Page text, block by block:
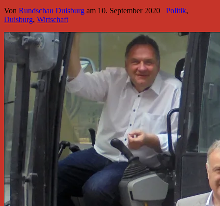
Von Rundschau Duisburg am 10. September 2020 Politik,
Duisburg, Wirtschaft